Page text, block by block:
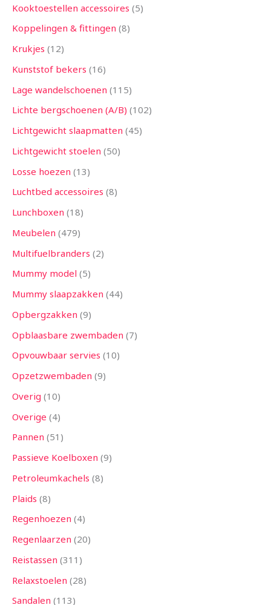
Kooktoestellen accessoires 5
Koppelingen & fittingen 8
Krukjes 12
Kunststof bekers 16
Lage wandelschoenen 115
Lichte bergschoenen (A/B) 102
Lichtgewicht slaapmatten 45
Lichtgewicht stoelen 50
Losse hoezen 13
Luchtbed accessoires 8
Lunchboxen 18
Meubelen 479
Multifuelbranders 2
Mummy model 5
Mummy slaapzakken 44
Opbergzakken 9
Opblaasbare zwembaden 7
Opvouwbaar servies 10
Opzetzwembaden 9
Overig 10
Overige 4
Pannen 51
Passieve Koelboxen 9
Petroleumkachels 8
Plaids 8
Regenhoezen 4
Regenlaarzen 20
Reistassen 311
Relaxstoelen 28
Sandalen 113